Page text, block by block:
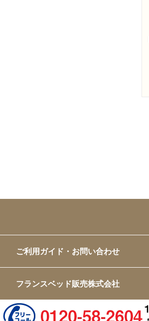
ご利用ガイド・お問い合わせ
フランスベッド販売株式会社